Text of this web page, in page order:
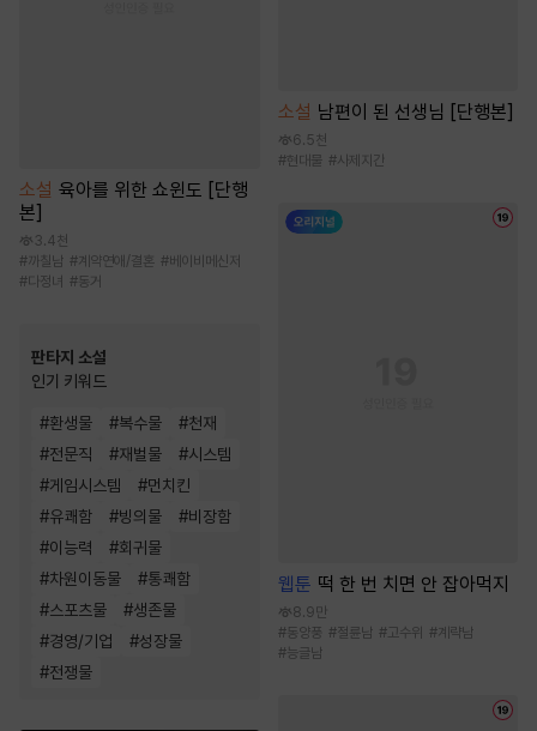
소설 육아를 위한 쇼윈도 [단행
본]
3.4천
#까칠남 # 계약연애/결혼 #베이비메신저
#다정녀 #동거
판타지 소설
인기 키워드
#환생물 #복수물 #천재
#전문직 #재벌물 #시스템
#게임시스템 #먼치킨
#유쾌함 #빙의물 #비장함
#이능력 #회귀물
#차원이동물 #통쾌함
#스포츠물 #생존물
#경영/기업 #성장물
#전쟁물
소설 남편이 된 선생님 [단행본]
6.5천
#현대물 #사제지간
웹툰 떡 한 번 치면 안 잡아먹지
8.9만
#동양풍 #절륜남 #고수위 #계략남
#능글남